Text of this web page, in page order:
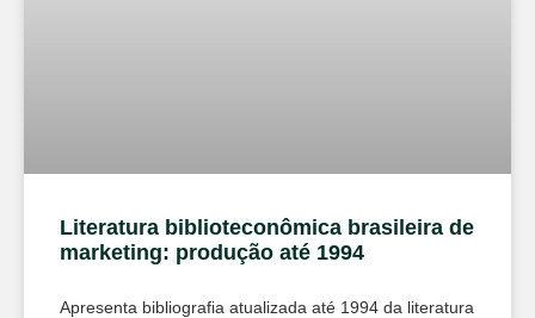
Literatura biblioteconômica brasileira de
marketing: produção até 1994
Apresenta bibliografia atualizada até 1994 da literatura